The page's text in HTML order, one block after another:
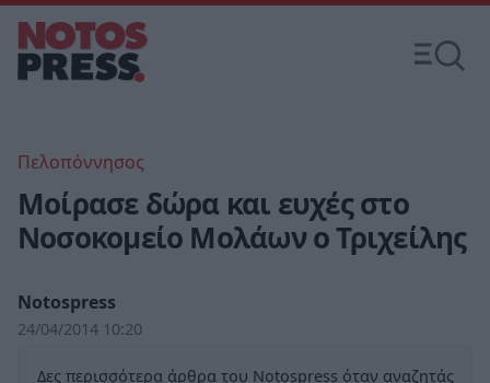
Πελοπόννησος
Μοίρασε δώρα και ευχές στο
Νοσοκομείο Μολάων ο Τριχείλης
Notospress
24/04/2014 10:20
Δες περισσότερα άρθρα του Notospress όταν αναζητάς